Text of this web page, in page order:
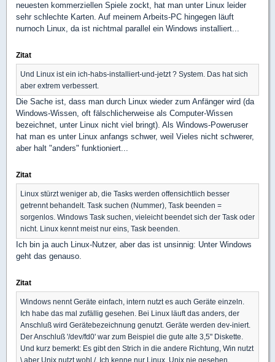
neuesten kommerziellen Spiele zockt, hat man unter Linux leider
sehr schlechte Karten. Auf meinem Arbeits-PC hingegen läuft
nurnoch Linux, da ist nichtmal parallel ein Windows installiert...
Zitat
Und Linux ist ein ich-habs-installiert-und-jetzt ? System. Das hat sich
aber extrem verbessert.
Die Sache ist, dass man durch Linux wieder zum Anfänger wird (da
Windows-Wissen, oft fälschlicherweise als Computer-Wissen
bezeichnet, unter Linux nicht viel bringt). Als Windows-Poweruser
hat man es unter Linux anfangs schwer, weil Vieles nicht schwerer,
aber halt "anders" funktioniert...
Zitat
Linux stürzt weniger ab, die Tasks werden offensichtlich besser
getrennt behandelt. Task suchen (Nummer), Task beenden =
sorgenlos. Windows Task suchen, vieleicht beendet sich der Task oder
nicht. Linux kennt meist nur eins, Task beenden.
Ich bin ja auch Linux-Nutzer, aber das ist unsinnig: Unter Windows
geht das genauso.
Zitat
Windows nennt Geräte einfach, intern nutzt es auch Geräte einzeln.
Ich habe das mal zufällig gesehen. Bei Linux läuft das anders, der
Anschluß wird Gerätebezeichnung genutzt. Geräte werden dev-iniert.
Der Anschluß '/dev/fd0' war zum Beispiel die gute alte 3,5" Diskette.
Und kurz bemerkt: Es gibt den Strich in die andere Richtung, Win nutzt
\ aber Unix nutzt wohl /. Ich kenne nur Linux, Unix nie gesehen.